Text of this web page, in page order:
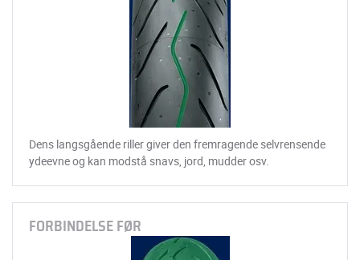
Dens langsgående riller giver den fremragende selvrensende
ydeevne og kan modstå snavs, jord, mudder osv.
FORBINDELSE FØR